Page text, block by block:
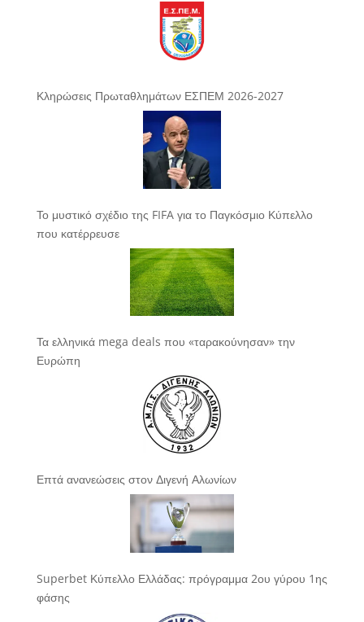
Κληρώσεις Πρωταθλημάτων ΕΣΠΕΜ 2026-2027
Το μυστικό σχέδιο της FIFA για το Παγκόσμιο Κύπελλο
που κατέρρευσε
Τα ελληνικά mega deals που «ταρακούνησαν» την
Ευρώπη
Επτά ανανεώσεις στον Διγενή Αλωνίων
Superbet Κύπελλο Ελλάδας: πρόγραμμα 2ου γύρου 1ης
φάσης